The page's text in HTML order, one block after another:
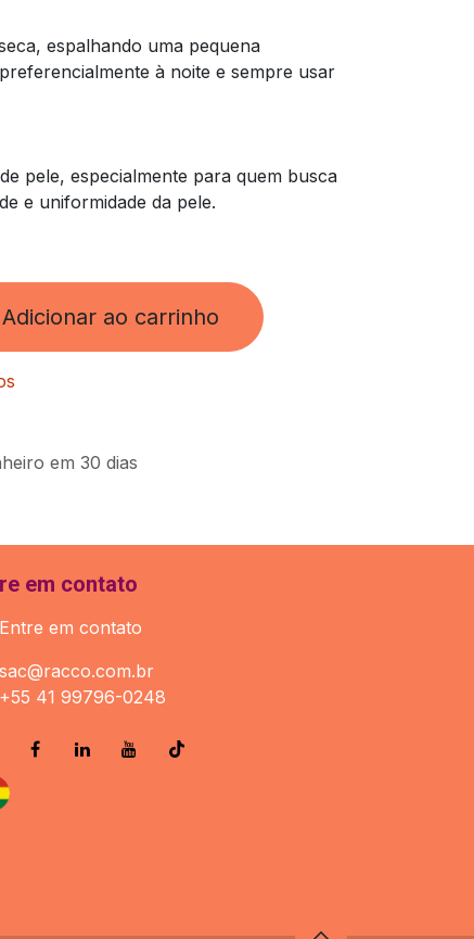
espalhando uma pequena
à noite e sempre usar
pele, especialmente para quem busca
e uniformidade da pele.
Adicionar ao carrinho
em 30 dias
em contato
Entre em contato
sac@racco.com.br
+55 41 99796-0248